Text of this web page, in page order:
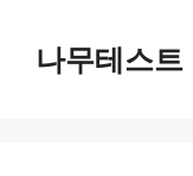
나무테스트